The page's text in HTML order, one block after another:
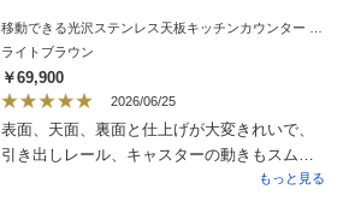
が…収納がしっかり出来て満足です。
ライトブラウン
￥69,900
2026/06/25
表面、天面、裏面と仕上げが大変きれいで、
引き出しレール、キャスターの動きもスムー
ズです。大変満足しています。引き出しの奥
もっと見る